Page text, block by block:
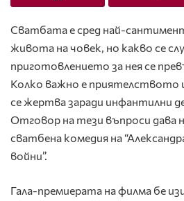
Сватбата е сред най-
живота на човек, но какво се
приготовлението за нея се
Колко важно е приятелството
се жертва заради инфантилни
Отговор на тези въпроси дава
сватбена комедия на
войни”.
Гала-премиерата на филма бе